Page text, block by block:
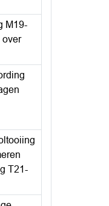
M19-
over
T21-